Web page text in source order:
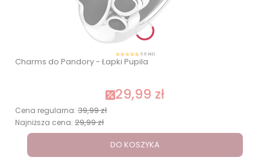
5.0 (42)
Charms do Pandory - Łapki Pupila
29,99 zł
Cena regularna: 39,99 zł
Najniższa cena: 29,99 zł
DO KOSZYKA